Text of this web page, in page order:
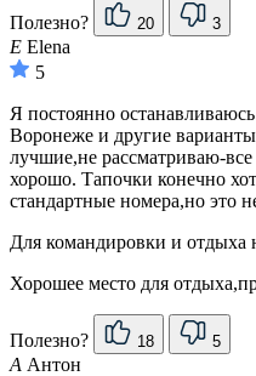
Полезно? 20 3
E Elena
5
Я постоянно
Воронеже и другие
лучшие,не рассматриваю-
хорошо. Тапочки конечно
стандартные номера,но это
Для командировки и отдыха
Хорошее место для
Полезно? 18 5
А Антон